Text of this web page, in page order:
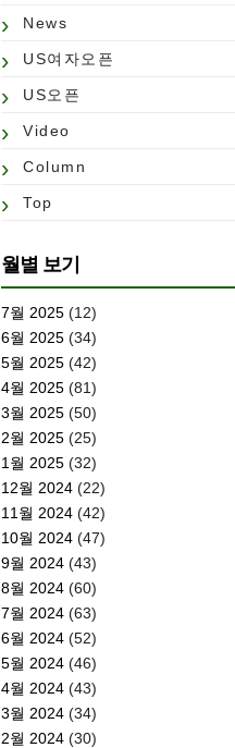
News
US여자오픈
US오픈
Video
Column
Top
월별 보기
7월 2025 (12)
6월 2025 (34)
5월 2025 (42)
4월 2025 (81)
3월 2025 (50)
2월 2025 (25)
1월 2025 (32)
12월 2024 (22)
11월 2024 (42)
10월 2024 (47)
9월 2024 (43)
8월 2024 (60)
7월 2024 (63)
6월 2024 (52)
5월 2024 (46)
4월 2024 (43)
3월 2024 (34)
2월 2024 (30)